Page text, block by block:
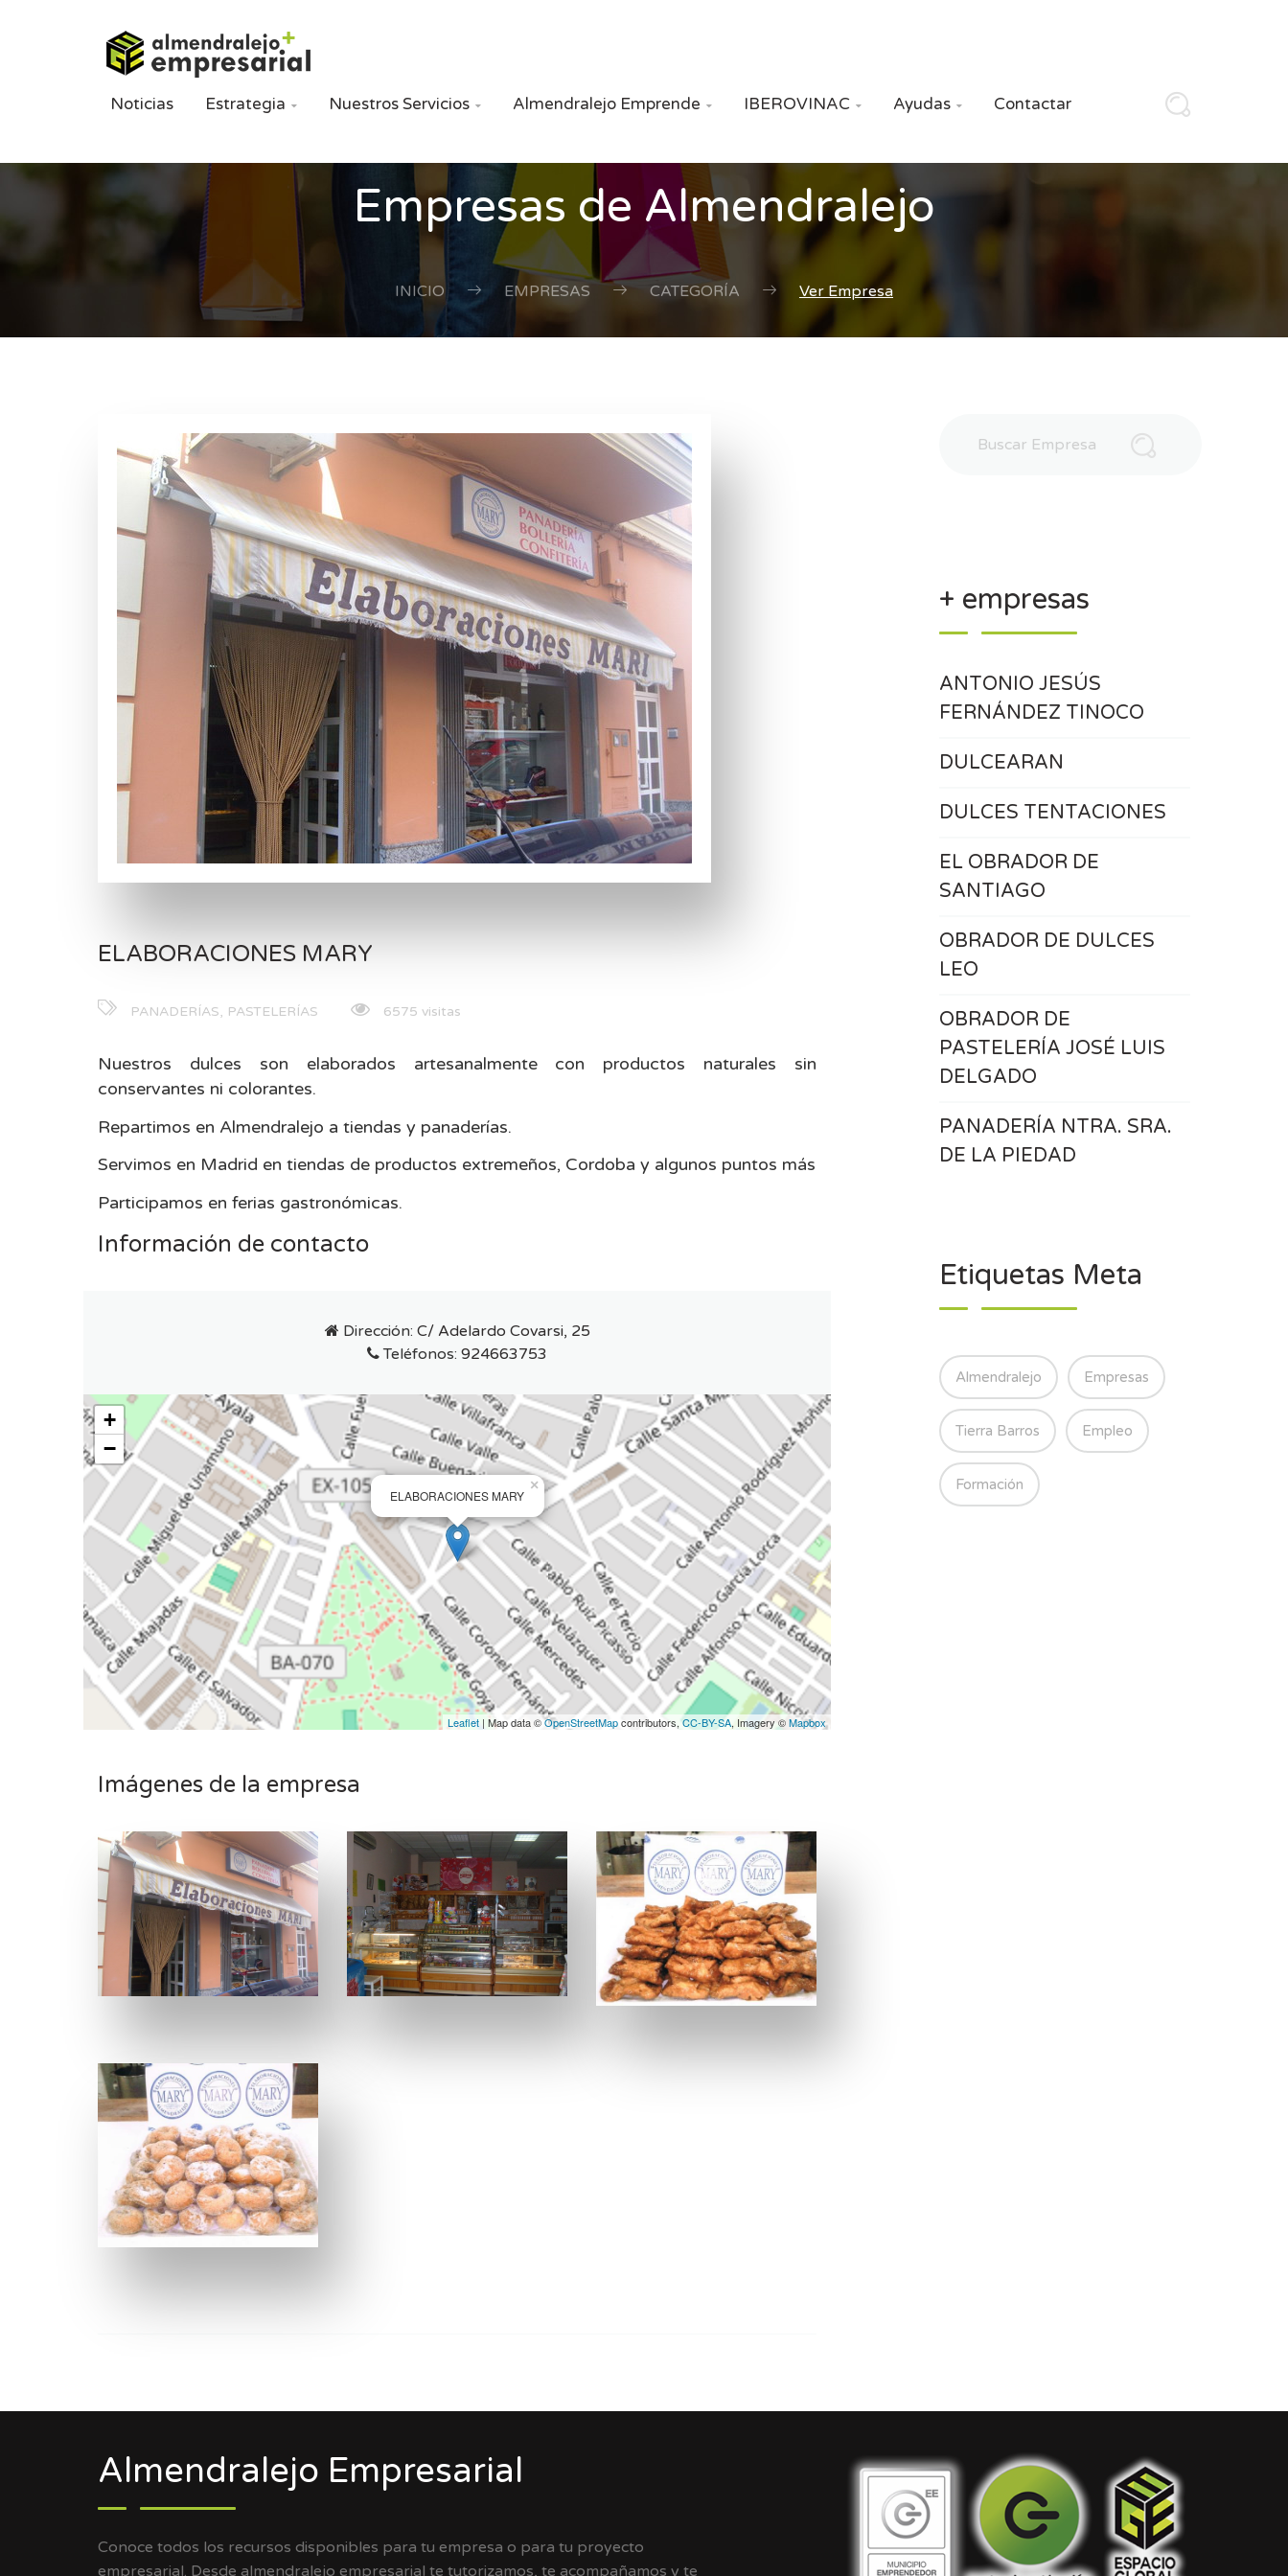
Noticias Estrategia  Nuestros Servicios  Almendralejo Emprende  IBEROVINAC  Ayudas  Contactar
Empresas de Almendralejo
INICIO EMPRESAS CATEGORÍA Ver Empresa
ELABORACIONES MARY
PANADERÍAS, PASTELERÍAS 6575 visitas
Nuestros dulces son elaborados artesanalmente con productos naturales sin
conservantes ni colorantes.
Repartimos en Almendralejo a tiendas y panaderías.
Servimos en Madrid en tiendas de productos extremeños, Cordoba y algunos puntos más
Participamos en ferias gastronómicas.
Información de contacto
Dirección: C/ Adelardo Covarsi, 25
Teléfonos: 924663753
ELABORACIONES MARY
×
+
−
Leaflet | Map data ©OpenStreetMapcontributors,CC-BY-SA, Imagery ©Mapbox
Imágenes de la empresa
+ empresas
ANTONIO JESÚS
FERNÁNDEZ TINOCO
DULCEARAN
DULCES TENTACIONES
EL OBRADOR DE
SANTIAGO
OBRADOR DE DULCES
LEO
OBRADOR DE
PASTELERÍA JOSÉ LUIS
DELGADO
PANADERÍA NTRA. SRA.
DE LA PIEDAD
Etiquetas Meta
Almendralejo Empresas
Tierra Barros Empleo
Formación
Almendralejo Empresarial
Conoce todos los recursos disponibles para tu empresa o para tu proyecto
empresarial. Desde almendralejo empresarial te tutorizamos, te acompañamos y te